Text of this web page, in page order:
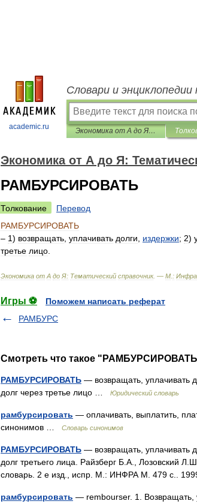
academic.ru
Словари и энциклопедии
Экономика от А до Я: Тематический справочник
Экономика от А до Я:
РАМБУРСИРОВАТЬ
Толкование
Перевод
РАМБУРСИРОВАТЬ
– 1) возвращать уплачивать долги издержки; 2)
третье лицо
Экономика от А до Я: Тематический справочник. — М : Инфра
Игры ⚽
Поможем написать реферат
РАМБУРС
Смотреть что такое
РАМБУРСИРОВАТЬ — возвращать, уплачивать
долг через третье лицо …
Юридический словарь
рамбурсировать — оплачивать, выплатить,
синонимов …
Словарь синонимов
РАМБУРСИРОВАТЬ — возвращать, уплачивать
долг третьего лица. Райзберг Б.А., Лозовский
словарь. 2 е изд., испр. М.: ИНФРА М. 479 с..
рамбурсировать — rembourser. 1. Возвращать,